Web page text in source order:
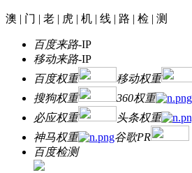
澳 | 门 | 老 | 虎 | 机 | 线 | 路 | 检 | 测
百度来路-IP
移动来路-IP
百度权重
移动权重
搜狗权重
360权重
必应权重
头条权重
神马权重
谷歌PR
百度检测